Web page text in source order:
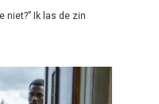
niet?” Ik las de zin